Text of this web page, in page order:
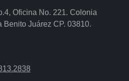
Oficina No. 221. Colonia
Benito Juárez CP. 03810.